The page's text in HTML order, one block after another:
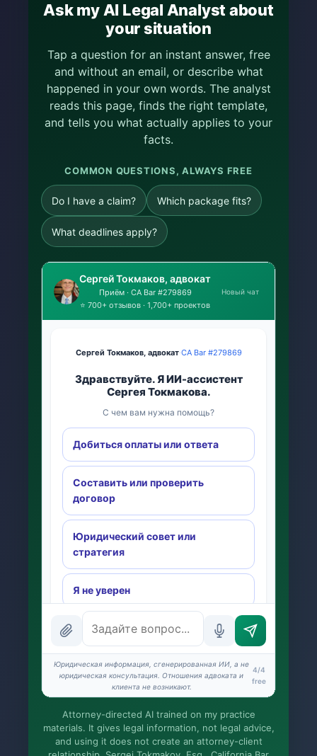
Ask my AI Legal Analyst about
your situation
Tap a question for an instant answer, free
and without an email, or describe what
happened in your own words. The analyst
reads this page, finds the right template,
and tells you what actually applies to your
facts.
COMMON QUESTIONS, ALWAYS FREE
Do I have a claim? Which package fits?
What deadlines apply?
Сергей Токмаков, адвокат
Приём · CA Bar #279869
⭐ 700+ отзывов · 1,700+ проектов
Новый чат
Сергей Токмаков, адвокат·CA Bar #279869
Здравствуйте. Я ИИ-ассистент
Сергея Токмакова.
С чем вам нужна помощь?
Добиться оплаты или ответа
Составить или проверить
договор
Юридический совет или
стратегия
Я не уверен
INSTANT ANSWERS
What is the AI Legal Analyst?
How attorney review works
Is this legal advice?
Юридическая информация, сгенерированная ИИ, а не
юридическая консультация. Отношения адвоката и
клиента не возникают.
4/4
free
Attorney-directed AI trained on my practice
materials. It gives legal information, not legal advice,
and using it does not create an attorney-client